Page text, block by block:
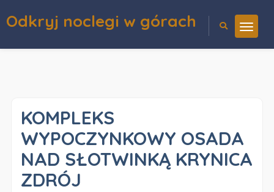
Odkryj noclegi w górach
KOMPLEKS
WYPOCZYNKOWY OSADA
NAD SŁOTWINKĄ KRYNICA
ZDRÓJ